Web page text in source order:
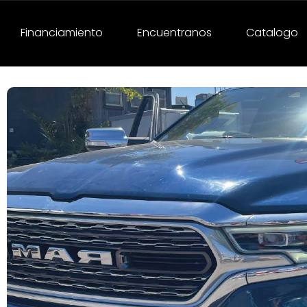
Financiamiento Encuentranos Catalogo